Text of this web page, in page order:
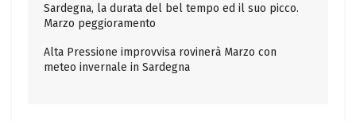
Sardegna, la durata del bel tempo ed il suo picco.
Marzo peggioramento
Alta Pressione improvvisa rovinerà Marzo con
meteo invernale in Sardegna